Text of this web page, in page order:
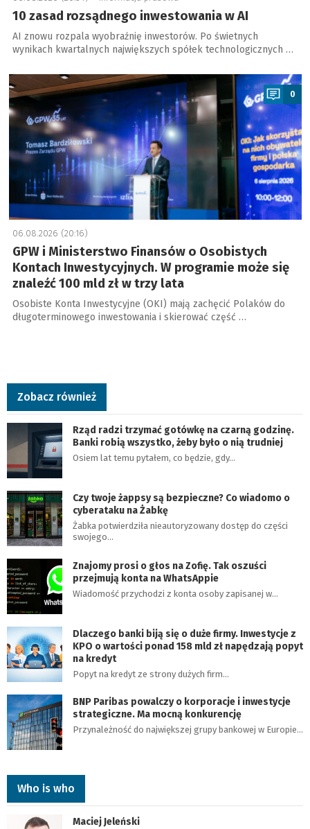
10 zasad rozsądnego inwestowania w AI
AI znowu rozpala wyobraźnię inwestorów. Po świetnych
wynikach kwartalnych największych spółek technologicznych …
a
0
06.08.2026 (20:16)
GPW i Ministerstwo Finansów o Osobistych
Kontach Inwestycyjnych. W programie może się
znaleźć 100 mld zł w trzy lata
Osobiste Konta Inwestycyjne (OKI) mają zachęcić Polaków do
długoterminowego inwestowania i skierować część …
Zobacz również
Rząd radzi trzymać gotówkę na czarną godzinę.
Banki robią wszystko, żeby było o nią trudniej
Osiem lat temu pytałem, co będzie, gdy…
Czy twoje żappsy są bezpieczne? Co wiadomo o
cyberataku na Żabkę
Żabka potwierdziła nieautoryzowany dostęp do części
swojego…
Znajomy prosi o głos na Zofię. Tak oszuści
przejmują konta na WhatsAppie
Wiadomość przychodzi z konta osoby zapisanej w…
Dlaczego banki biją się o duże firmy. Inwestycje z
KPO o wartości ponad 158 mld zł napędzają popyt
na kredyt
Popyt na kredyt ze strony dużych firm…
BNP Paribas powalczy o korporacje i inwestycje
strategiczne. Ma mocną konkurencję
Przynależność do największej grupy bankowej w Europie…
Who is who
Maciej Jeleński